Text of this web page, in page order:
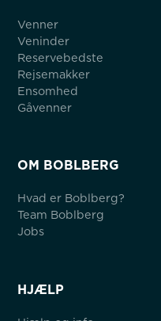
Venner
Veninder
Reservebedste
Rejsemakker
Ensomhed
Gåvenner
OM BOBLBERG
Hvad er Boblberg?
Team Boblberg
Jobs
HJÆLP